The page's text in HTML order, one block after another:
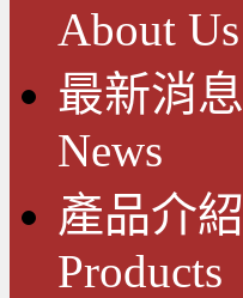
About Us
最新消息
News
產品介紹
Products